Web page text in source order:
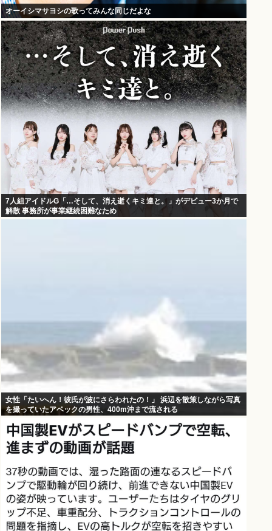
オーイシマサヨシの歌ってみんな同じだよな
7人組アイドルG「…そして、消え逝くキミ達と。」がデビュー3か月で
解散 事務所が事業継続困難なため
女性「たいへん！彼氏が波にさらわれたの！」 浜辺を散策しながら写真
を撮っていたアベックの男性、400m沖まで流される